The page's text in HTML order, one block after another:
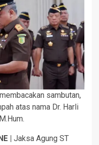
sambutan,
atas nama Dr. Harli
| Jaksa Agung ST